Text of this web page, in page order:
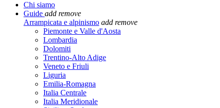
Chi siamo
Guide add remove
Arrampicata e alpinismo add remove
Piemonte e Valle d'Aosta
Lombardia
Dolomiti
Trentino-Alto Adige
Veneto e Friuli
Liguria
Emilia-Romagna
Italia Centrale
Italia Meridionale